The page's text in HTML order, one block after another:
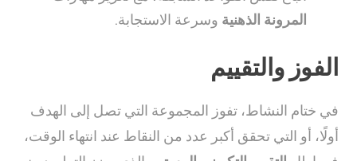
المرونة الذهنية وسرعة الاستجابة.
الفوز والتقييم
في ختام النشاط، تفوز المجموعة التي تصل إلى الهدف
أولًا، أو التي تحقق أكبر عدد من النقاط عند انتهاء الوقت،